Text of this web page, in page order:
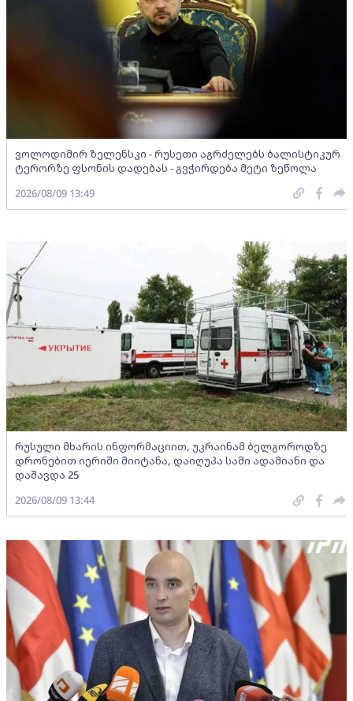
ვოლოდიმირ ზელენსკი - რუსეთი აგრძელებს ბალისტიკურ
ტერორზე ფსონის დადებას - გვჭირდება მეტი ზეწოლა
2026/08/09 13:49
რუსული მხარის ინფორმაციით, უკრაინამ ბელგოროდზე
დრონებით იერიში მიიტანა, დაიღუპა სამი ადამიანი და
დაშავდა 25
2026/08/09 13:44